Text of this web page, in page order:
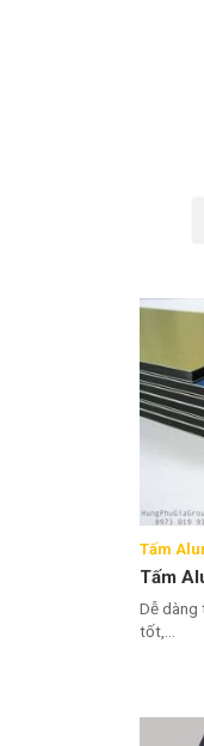
Tấm
Tấm
Dễ dàng
tốt,...